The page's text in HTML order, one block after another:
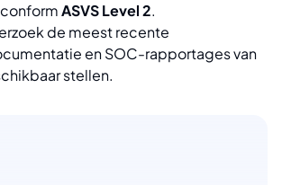
ASVS Level 2.
de meest recente
en SOC-rapportages van
stellen.